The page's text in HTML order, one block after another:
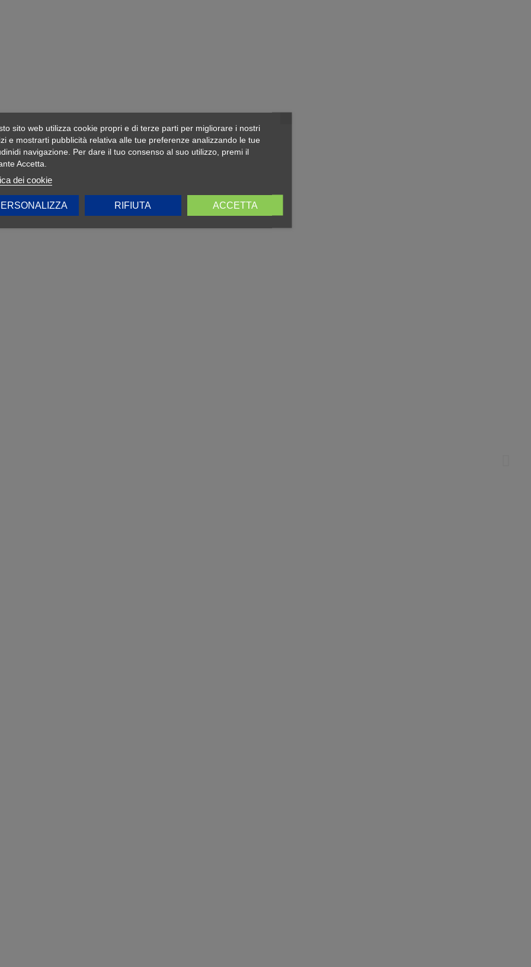
sito web utilizza cookie propri e di terze parti per migliorare i nostri
e mostrarti pubblicità relativa alle tue preferenze analizzando le tue
navigazione. Per dare il tuo consenso al suo utilizzo, premi il
Accetta.
dei cookie
RIFIUTA ACCETTA